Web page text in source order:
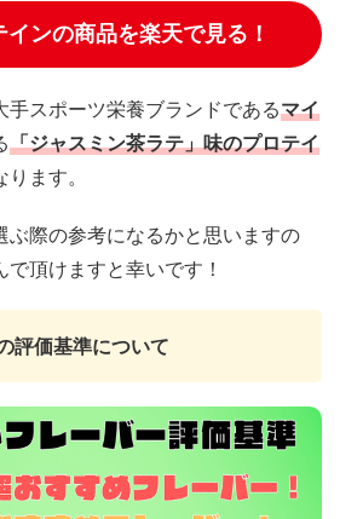
インの商品を楽天で見る！
手スポーツ栄養ブランドであるマイ
「ジャスミン茶ラテ」味のプロテイ
ます。
ぶ際の参考になるかと思いますの
頂けますと幸いです！
評価基準について